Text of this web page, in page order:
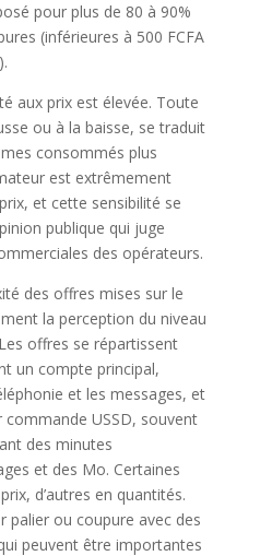
pour plus de 80 à 90%
(inférieures à 500 FCFA
aux prix est élevée. Toute
ou à la baisse, se traduit
consommés plus
est extrêmement
et cette sensibilité se
publique qui juge
des opérateurs.
des offres mises sur le
la perception du niveau
offres se répartissent
un compte principal,
et les messages, et
USSD, souvent
des minutes
et des Mo. Certaines
d’autres en quantités.
palier ou coupure avec des
peuvent être importantes